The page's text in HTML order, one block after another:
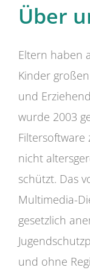
Über
Eltern haben
Kinder
und
wurde 2003
Filtersoftware
nicht
schützt. Das
Multimedia-
gesetzlich
und ohne